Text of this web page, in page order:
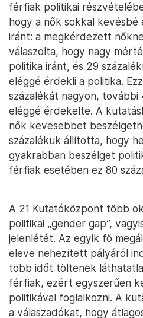
férfiak politikai
hogy a nők sokkal
iránt: a megkérdezett
válaszolta, hogy nagy
politika iránt, és 29
eléggé érdekli a politika.
százalékát nagyon, további
eléggé érdekelte. A
nők kevesebbet
százalékuk állította, hogy
gyakrabban beszélget
férfiak esetében ez 80
A 21 Kutatóközpont több
politikai „gender gap”,
jelenlétét. Az egyik fő
eleve nehezített pályáról
több időt töltenek
férfiak, ezért egyszerűen
politikával foglalkozni. A
a válaszadókat, hogy